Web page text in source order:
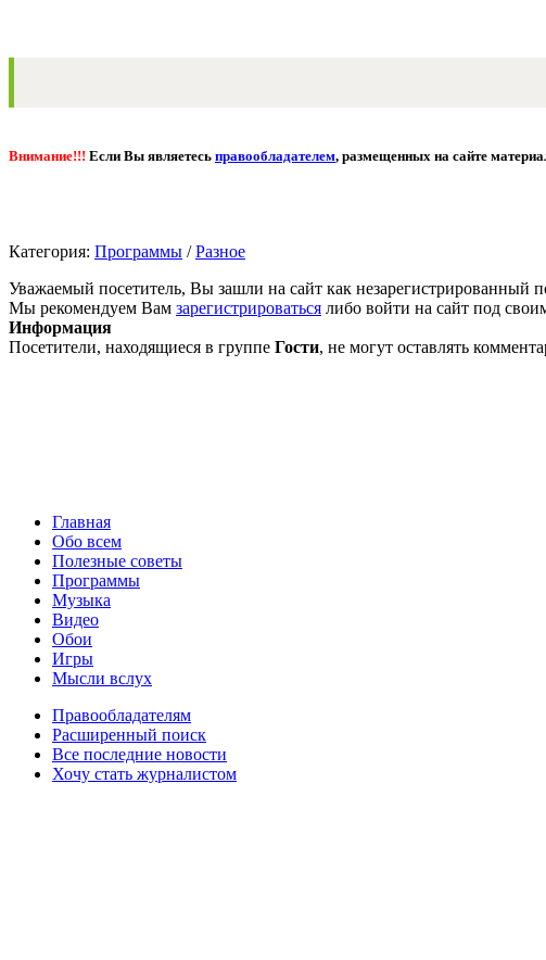
Внимание!!! Если Вы являетесь правообладателем, размещенных на сайте
Категория: Программы /Разное
Уважаемый посетитель, Вы зашли на сайт как незарегистрированный
Мы рекомендуем Вам зарегистрироваться либо войти на сайт под
Информация
Посетители, находящиеся в группе Гости, не могут оставлять
Главная
Обо всем
Полезные советы
Программы
Музыка
Видео
Обои
Игры
Мысли вслух
Правообладателям
Расширенный поиск
Все последние новости
Хочу стать журналистом